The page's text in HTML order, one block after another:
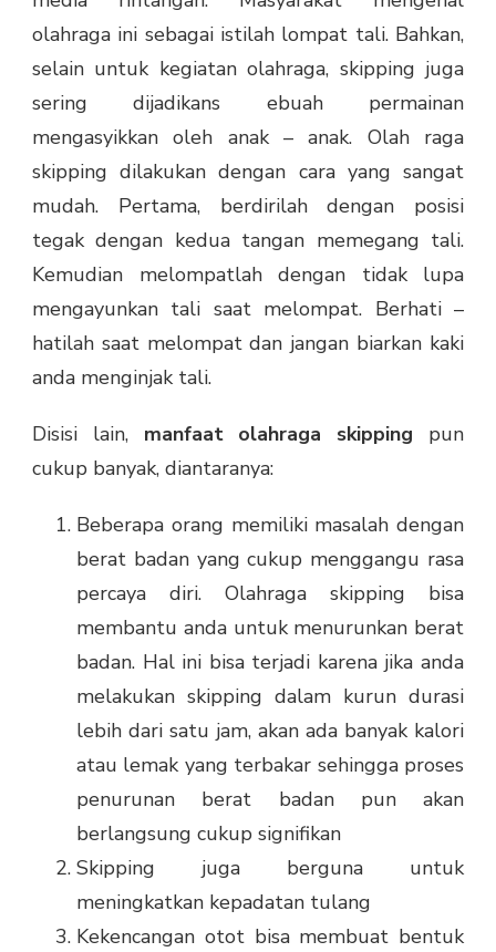
olahraga ini sebagai istilah lompat tali. Bahkan,
selain untuk kegiatan olahraga, skipping juga
sering dijadikans ebuah permainan
mengasyikkan oleh anak – anak. Olah raga
skipping dilakukan dengan cara yang sangat
mudah. Pertama, berdirilah dengan posisi
tegak dengan kedua tangan memegang tali.
Kemudian melompatlah dengan tidak lupa
mengayunkan tali saat melompat. Berhati –
hatilah saat melompat dan jangan biarkan kaki
anda menginjak tali.
Disisi lain, manfaat olahraga skipping pun
cukup banyak, diantaranya:
Beberapa orang memiliki masalah dengan
berat badan yang cukup menggangu rasa
percaya diri. Olahraga skipping bisa
membantu anda untuk menurunkan berat
badan. Hal ini bisa terjadi karena jika anda
melakukan skipping dalam kurun durasi
lebih dari satu jam, akan ada banyak kalori
atau lemak yang terbakar sehingga proses
penurunan berat badan pun akan
berlangsung cukup signifikan
Skipping juga berguna untuk
meningkatkan kepadatan tulang
Kekencangan otot bisa membuat bentuk